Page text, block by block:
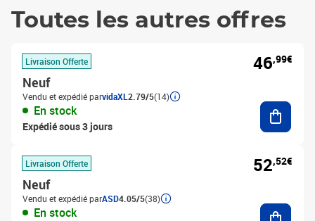
Toutes les autres offres
Livraison Offerte
Neuf
Vendu et expédié parvidaXL 2.79/5(14)
En stock
Expédié sous 3 jours
46,99€
Livraison Offerte
Neuf
Vendu et expédié parASD4.05/5(38)
En stock
52,52€